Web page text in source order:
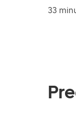
33